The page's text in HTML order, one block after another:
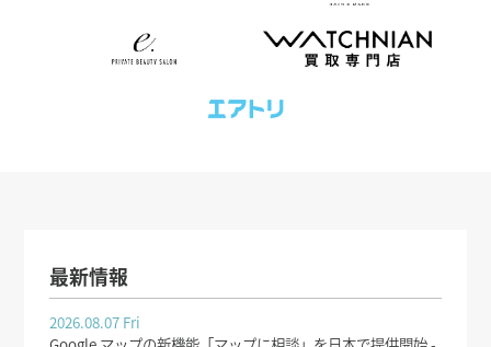
最新情報
2026.08.07 Fri